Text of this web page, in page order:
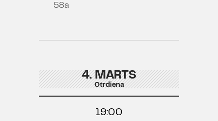
58a
4. MARTS
Otrdiena
19:00